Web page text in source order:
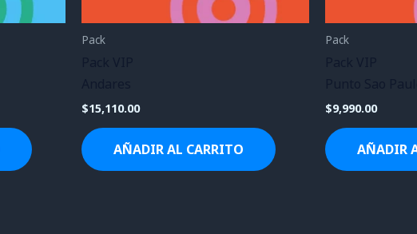
Pack
$15,110.00
AÑADIR AL CARRITO
Pack
$9,990.00
AÑADIR